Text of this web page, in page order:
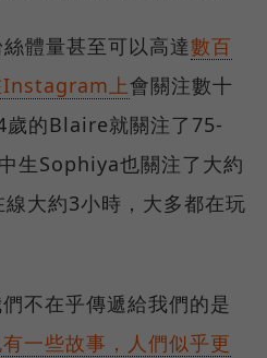
體量甚至可以高達數百
Instagram上會關注數十
的Blaire就關注了75-
生Sophiya也關注了大約
大約3小時，大多都在玩
不在乎傳遞給我們的是
一些故事，人們似乎更